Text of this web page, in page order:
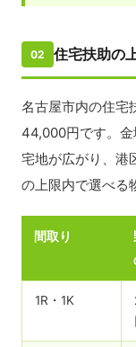
02 住宅扶助の
名古屋市内の住宅
44,000円です。
宅地が広がり、港
の上限内で選べる
間取り
1R・1K